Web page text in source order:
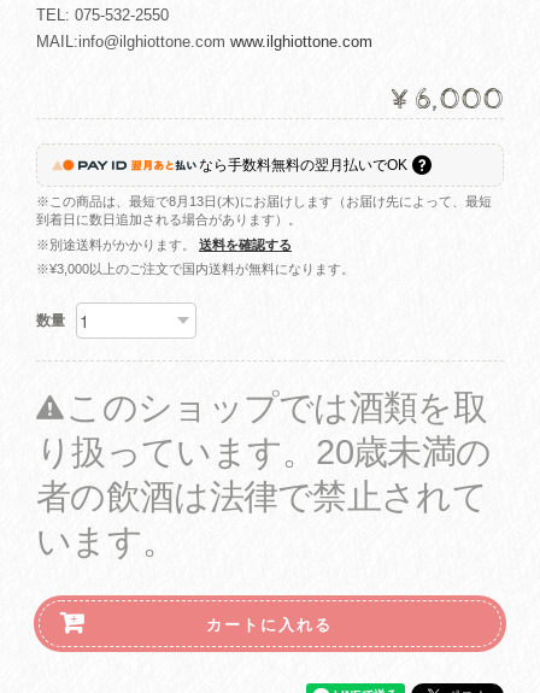
TEL: 075-532-2550
MAIL:info@ilghiottone.com www.ilghiottone.com
¥6,000
なら手数料無料の翌月払いでOK
※この商品は、最短で8月13日(木)にお届けします（お届け先によって、最短
到着日に数日追加される場合があります）。
※別途送料がかかります。
送料を確認する
※¥3,000以上のご注文で国内送料が無料になります。
数量
このショップでは酒類を取
り扱っています。20歳未満の
者の飲酒は法律で禁止されて
います。
カートに入れる